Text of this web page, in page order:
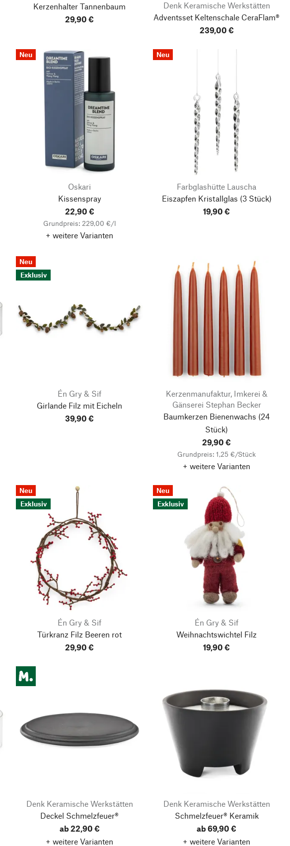
Kerzenhalter Tannenbaum
29,90 €
Denk Keramische Werkstätten
Adventsset Keltenschale CeraFlam®
239,00 €
Neu
Oskari
Kissenspray
22,90 €
Grundpreis: 229,00 €/l
+ weitere Varianten
Neu
Farbglashütte Lauscha
Eiszapfen Kristallglas (3 Stück)
19,90 €
Neu
Exklusiv
Én Gry & Sif
Girlande Filz mit Eicheln
39,90 €
Kerzenmanufaktur, Imkerei &
Gänserei Stephan Becker
Baumkerzen Bienenwachs (24
Stück)
29,90 €
Grundpreis: 1,25 €/Stück
+ weitere Varianten
Neu
Exklusiv
Én Gry & Sif
Türkranz Filz Beeren rot
29,90 €
Neu
Exklusiv
Én Gry & Sif
Weihnachtswichtel Filz
19,90 €
Denk Keramische Werkstätten
Deckel Schmelzfeuer®
ab 22,90 €
+ weitere Varianten
Denk Keramische Werkstätten
Schmelzfeuer® Keramik
ab 69,90 €
+ weitere Varianten